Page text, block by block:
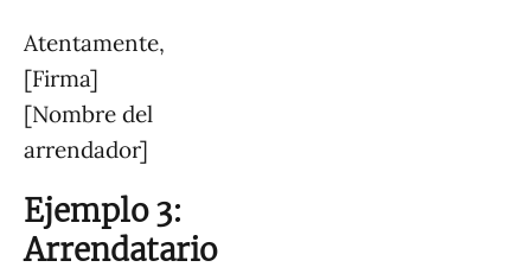
Atentamente,
[Firma]
[Nombre del
arrendador]
Ejemplo 3:
Arrendatario